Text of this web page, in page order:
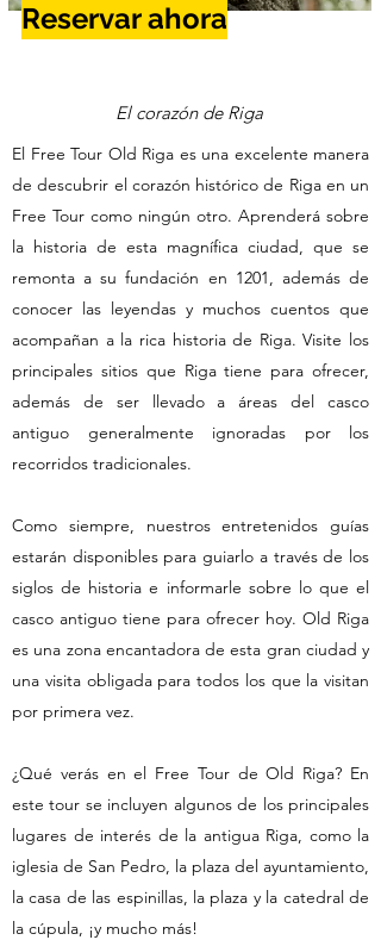
Reservar ahora
El corazón de Riga
El Free Tour Old Riga es una excelente manera
de descubrir el corazón histórico de Riga en un
Free Tour como ningún otro. Aprenderá sobre
la historia de esta magnífica ciudad, que se
remonta a su fundación en 1201, además de
conocer las leyendas y muchos cuentos que
acompañan a la rica historia de Riga. Visite los
principales sitios que Riga tiene para ofrecer,
además de ser llevado a áreas del casco
antiguo generalmente ignoradas por los
recorridos tradicionales.
Como siempre, nuestros entretenidos guías
estarán disponibles para guiarlo a través de los
siglos de historia e informarle sobre lo que el
casco antiguo tiene para ofrecer hoy. Old Riga
es una zona encantadora de esta gran ciudad y
una visita obligada para todos los que la visitan
por primera vez.
¿Qué verás en el Free Tour de Old Riga? En
este tour se incluyen algunos de los principales
lugares de interés de la antigua Riga, como la
iglesia de San Pedro, la plaza del ayuntamiento,
la casa de las espinillas, la plaza y la catedral de
la cúpula, ¡y mucho más!